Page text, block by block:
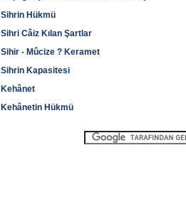
Sihrin Hükmü
Sihri Câiz Kılan Şartlar
Sihir - Mûcize ? Keramet
Sihrin Kapasitesi
Kehânet
Kehânetin Hükmü